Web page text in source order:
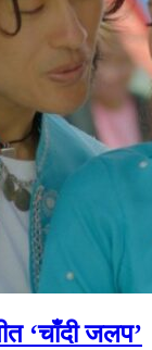
‘चाँदी जलप’